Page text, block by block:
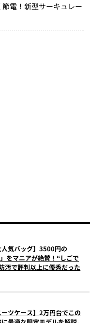
節電！新型サーキュレー
人気バッグ】3500円の
をマニアが絶賛！“しごで
汚で評判以上に優秀だった
ーツケース】2万円台でこの